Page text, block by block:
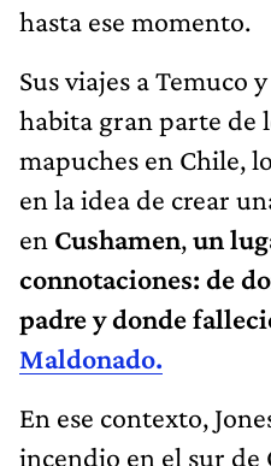
hasta ese momento.
Sus viajes a Temuco
habita gran parte de
mapuches en Chile,
en la idea de crear
en Cushamen,un
connotaciones: de
padre y donde
Maldonado.
En ese contexto,
incendio en el sur de